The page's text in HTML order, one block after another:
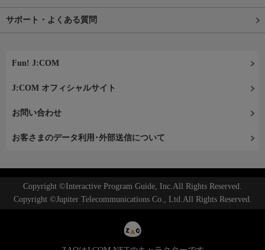
サポート・よくある質問
Fun! J:COM
J:COM オフィシャルサイト
お問い合わせ
お客さまのデータ利用･外部送信について
Copyright ©Interactive Program Guide, Inc.All Rights Reserved.
Copyright ©Jupiter Telecommunications Co., Ltd.All Rights Reserved.